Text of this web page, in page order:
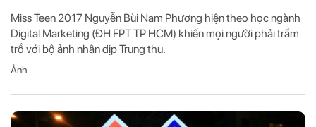
Miss Teen 2017 Nguyễn Bùi Nam Phương hiện theo học ngành
Digital Marketing (ĐH FPT TP HCM) khiến mọi người phải trầm
trồ với bộ ảnh nhân dịp Trung thu.
Ảnh